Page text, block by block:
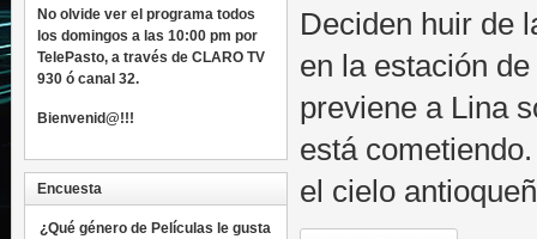
Deciden huir de
en la estación
previene a Lina
está
el cielo
No olvide ver el programa todos
los domingos a las 10:00 pm por
TelePasto, a través de CLARO TV
930 ó canal 32.
Bienvenid@!!!
Encuesta
¿Qué género de Películas le gusta